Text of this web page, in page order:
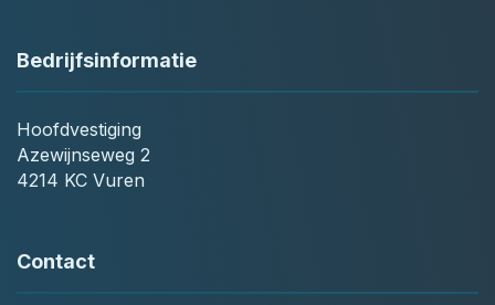
Bedrijfsinformatie
Hoofdvestiging
Azewijnseweg 2
4214 KC Vuren
Contact